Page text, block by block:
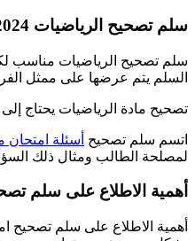
سلم تصحيح الرياضيات 2024 الثانوية العامة
سلم تصحيح الرياضيات مناسب
السلم يتم عرضها على ممثل
تصحيح مادة الرياضيات يحتاج
اتسم سلم تصحيح أسئلة امتحان مادة
لمصلحة الطالب ومثال ذلك
أهمية الاطلاع على سلم
أهمية الاطلاع على سلم تصحيح